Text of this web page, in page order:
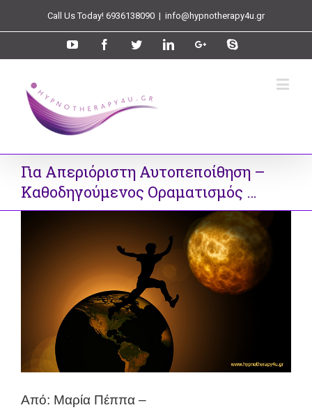
Call Us Today! 6936138090 | info@hypnotherapy4u.gr
Για Απεριόριστη Αυτοπεποίθηση –
Καθοδηγούμενος Οραματισμός …
Από: Μαρία Πέππα –